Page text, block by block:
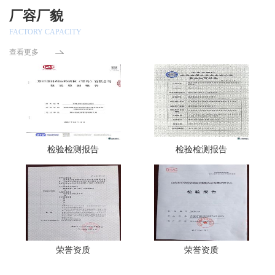
厂容厂貌
FACTORY CAPACITY
查看更多
检验检测报告 检验检测报告
荣誉资质 荣誉资质